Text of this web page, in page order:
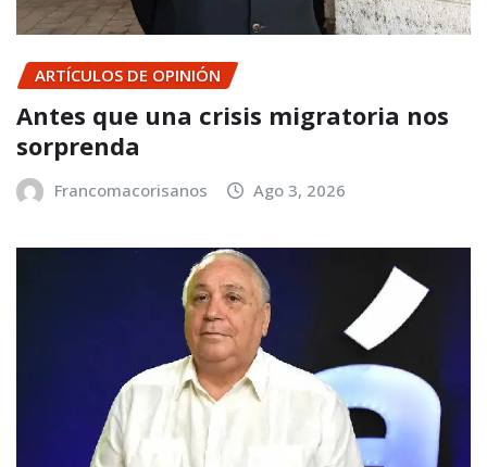
ARTÍCULOS DE OPINIÓN
Antes que una crisis migratoria nos
sorprenda
Francomacorisanos Ago 3, 2026